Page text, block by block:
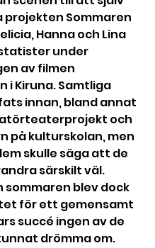
projekten Sommaren
Hanna och Lina
under
av filmen
i Kiruna. Samtliga
innan, bland annat
och
på kulturskolan, men
skulle säga att de
särskilt väl.
sommaren blev dock
för ett gemensamt
succé ingen av de
drömma om.